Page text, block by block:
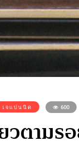
เจแปนนิด 600
วตามร